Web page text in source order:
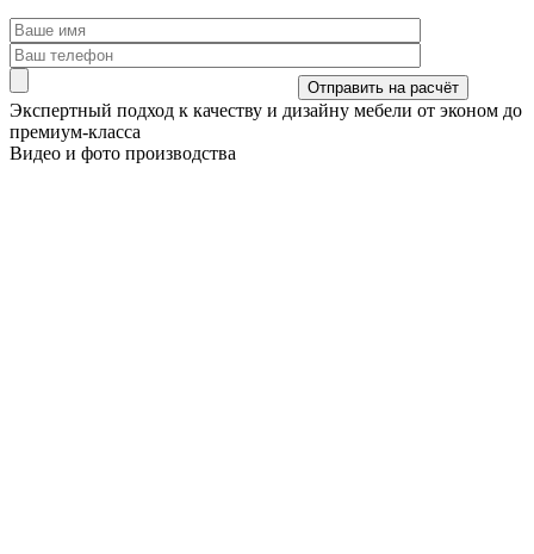
Экспертный подход к качеству и дизайну мебели от эконом до
премиум-класса
Видео и фото производства